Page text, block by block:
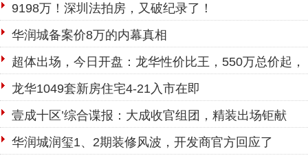
9198万！深圳法拍房，又破纪录了！
华润城备案价8万的内幕真相
超体出场，今日开盘：龙华性价比王，550万总价起，
别错过了！
龙华1049套新房住宅4-21入市在即
壹成十区’综合谍报：大成收官组团，精装出场钜献
华润城润玺1、2期装修风波，开发商官方回应了